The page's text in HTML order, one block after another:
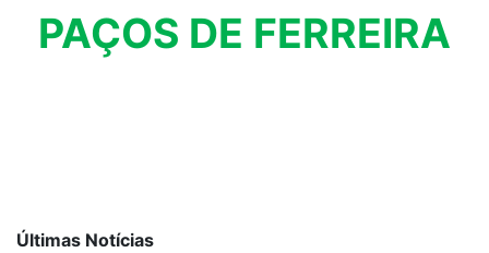
PAÇOS DE FERREIRA
Últimas Notícias